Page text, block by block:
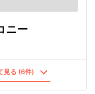
ニー
見る (6件)